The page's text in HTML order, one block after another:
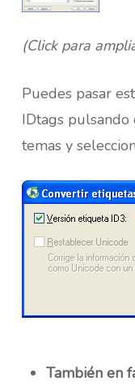
(Click para
Puedes pasar
IDtags
temas y
También en